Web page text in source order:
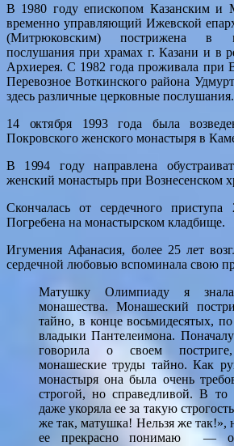
В 1980 году епископом Казанским и
временно управляющий Ижевской
(Митрюковским) пострижена в
послушания при храмах г. Казани и в
Архиерея. С 1982 года проживала при
Перевозное Воткинского района
здесь различные церковные послушания.
14 октября 1993 года была
Покровского женского монастыря в
В 1994 году направлена
женский монастырь при Вознесенском
Скончалась от сердечного
Погребена на монастырском кладбище.
Игумения Афанасия, более 25 лет
сердечной любовью вспоминала свою
Матушку Олимпиаду я
монашества. Монашеский
тайно, в конце восьмидесятых,
владыки Пантелеимона.
говорила о своем
монашеские труды тайно. Как
монастыря она была очень
строгой, но справедливой. В то
даже укоряла ее за такую
же так, матушка! Нельзя же так!»,
ее прекрасно понимаю —